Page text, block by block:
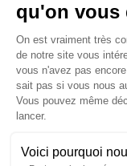
qu'on vous
Plateforme
On est vraiment très
de notre site vous
vous n'avez pas
sait pas si vous nous
Vous pouvez même
lancer.
Voici pourquoi
professionnel et
ligne, notre
volume de vos
de votre site.
internet et vous
Votre croissance
passer à la